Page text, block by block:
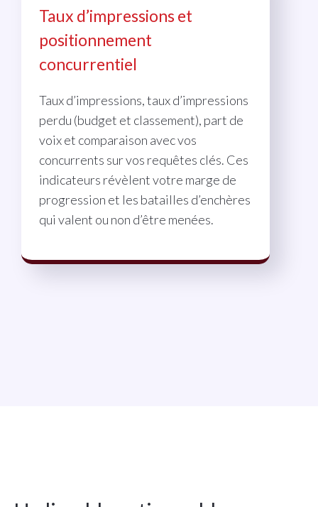
Taux d’impressions et
positionnement
concurrentiel
Taux d’impressions, taux d’impressions
perdu (budget et classement), part de
voix et comparaison avec vos
concurrents sur vos requêtes clés. Ces
indicateurs révèlent votre marge de
progression et les batailles d’enchères
qui valent ou non d’être menées.